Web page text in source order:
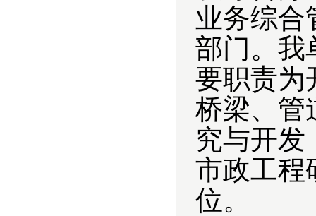
业务综合
部门。我
要职责为
桥梁、管
究与开发
市政工程
位。